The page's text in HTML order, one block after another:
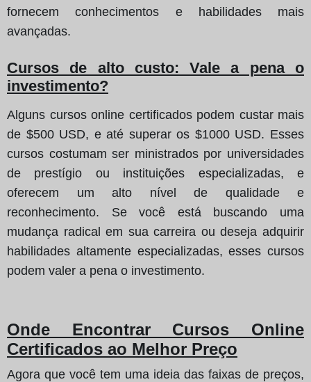
fornecem conhecimentos e habilidades mais
avançadas.
Cursos de alto custo: Vale a pena o
investimento?
Alguns cursos online certificados podem custar mais
de $500 USD, e até superar os $1000 USD. Esses
cursos costumam ser ministrados por universidades
de prestígio ou instituições especializadas, e
oferecem um alto nível de qualidade e
reconhecimento. Se você está buscando uma
mudança radical em sua carreira ou deseja adquirir
habilidades altamente especializadas, esses cursos
podem valer a pena o investimento.
Onde Encontrar Cursos Online
Certificados ao Melhor Preço
Agora que você tem uma ideia das faixas de preços,